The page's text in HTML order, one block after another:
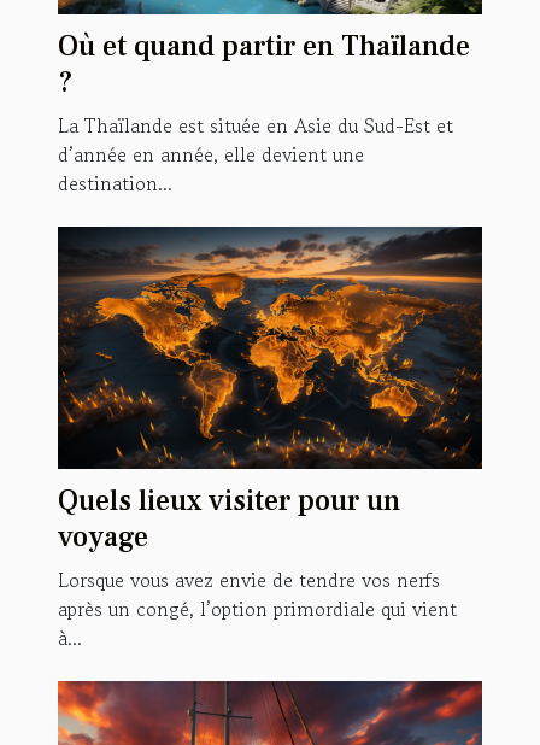
Où et quand partir en Thaïlande
?
La Thaïlande est située en Asie du Sud-Est et
d’année en année, elle devient une
destination...
Quels lieux visiter pour un
voyage
Lorsque vous avez envie de tendre vos nerfs
après un congé, l’option primordiale qui vient
à...